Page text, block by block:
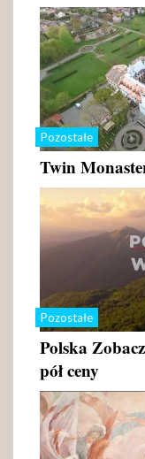
Pozostałe
Twin
Pozostałe
Polska
pół ceny